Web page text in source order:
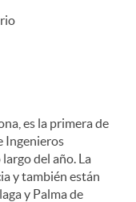
es la primera de
Ingenieros
del año. La
y también están
y Palma de